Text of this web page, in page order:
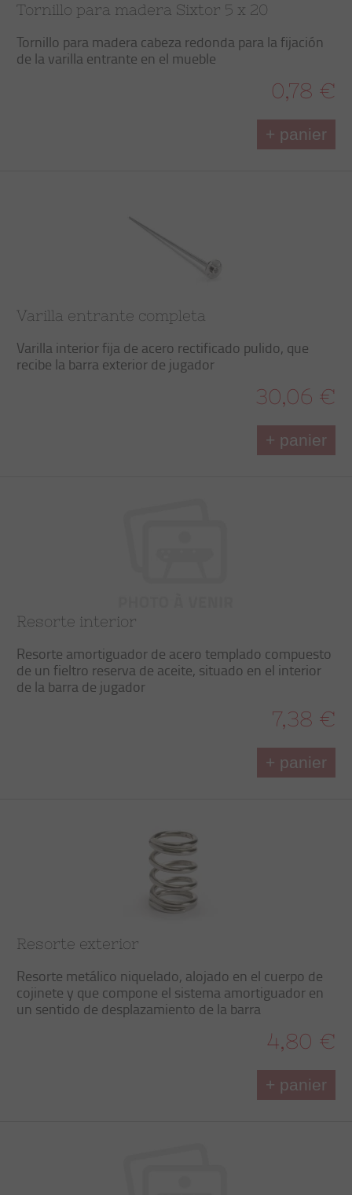
Tornillo para madera Sixtor 5 x 20
Tornillo para madera cabeza redonda para la fijación
de la varilla entrante en el mueble
0,78 €
+ panier
Varilla entrante completa
Varilla interior fija de acero rectificado pulido, que
recibe la barra exterior de jugador
30,06 €
+ panier
Resorte interior
Resorte amortiguador de acero templado compuesto
de un fieltro reserva de aceite, situado en el interior
de la barra de jugador
7,38 €
+ panier
Resorte exterior
Resorte metálico niquelado, alojado en el cuerpo de
cojinete y que compone el sistema amortiguador en
un sentido de desplazamiento de la barra
4,80 €
+ panier